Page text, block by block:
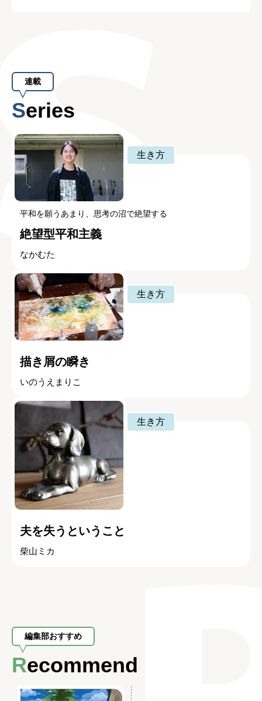
連載
Series
生き方
平和を願うあまり、思考の沼で絶望する
絶望型平和主義
なかむた
生き方
描き屑の瞬き
いのうえまりこ
生き方
夫を失うということ
柴山ミカ
編集部おすすめ
Recommend